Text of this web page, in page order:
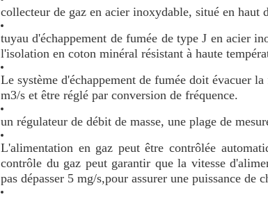
collecteur de gaz en acier inoxydable, situé en
tuyau d'échappement de fumée de type J en acier
l'isolation en coton minéral résistant à haute
Le système d'échappement de fumée doit évacuer
m3/s et être réglé par conversion de fréquence.
un régulateur de débit de masse, une plage de
L'alimentation en gaz peut être contrôlée
contrôle du gaz peut garantir que la vitesse
pas dépasser 5 mg/s,pour assurer une puissance de